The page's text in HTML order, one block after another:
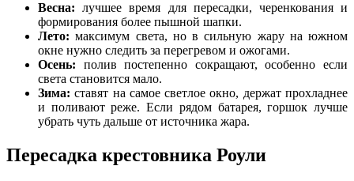
Весна: лучшее время для пересадки, черенкования и
формирования более пышной шапки.
Лето: максимум света, но в сильную жару на южном
окне нужно следить за перегревом и ожогами.
Осень: полив постепенно сокращают, особенно если
света становится мало.
Зима: ставят на самое светлое окно, держат прохладнее
и поливают реже. Если рядом батарея, горшок лучше
убрать чуть дальше от источника жара.
Пересадка крестовника Роули